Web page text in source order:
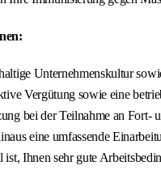
Unternehmenskultur
Vergütung sowie eine
bei der Teilnahme an Fort-
eine umfassende
ist, Ihnen sehr gute